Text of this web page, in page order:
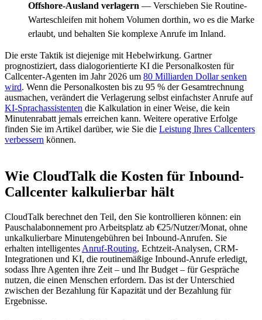
Offshore-Ausland verlagern — Verschieben Sie Routine-
Warteschleifen mit hohem Volumen dorthin, wo es die Marke
erlaubt, und behalten Sie komplexe Anrufe im Inland.
Die erste Taktik ist diejenige mit Hebelwirkung. Gartner
prognostiziert, dass dialogorientierte KI die Personalkosten für
Callcenter-Agenten im Jahr 2026 um 80 Milliarden Dollar senken
wird. Wenn die Personalkosten bis zu 95 % der Gesamtrechnung
ausmachen, verändert die Verlagerung selbst einfachster Anrufe auf
KI-Sprachassistenten die Kalkulation in einer Weise, die kein
Minutenrabatt jemals erreichen kann. Weitere operative Erfolge
finden Sie im Artikel darüber, wie Sie die Leistung Ihres Callcenters
verbessern können.
Wie CloudTalk die Kosten für Inbound-
Callcenter kalkulierbar hält
CloudTalk berechnet den Teil, den Sie kontrollieren können: ein
Pauschalabonnement pro Arbeitsplatz ab €25/Nutzer/Monat, ohne
unkalkulierbare Minutengebühren bei Inbound-Anrufen. Sie
erhalten intelligentesAnruf-Routing, Echtzeit-Analysen, CRM-
Integrationen und KI, die routinemäßige Inbound-Anrufe erledigt,
sodass Ihre Agenten ihre Zeit – und Ihr Budget – für Gespräche
nutzen, die einen Menschen erfordern. Das ist der Unterschied
zwischen der Bezahlung für Kapazität und der Bezahlung für
Ergebnisse.